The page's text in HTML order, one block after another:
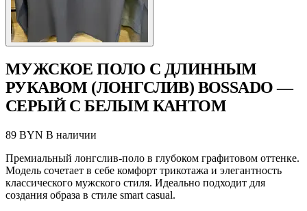
МУЖСКОЕ ПОЛО С ДЛИННЫМ
РУКАВОМ (ЛОНГСЛИВ) BOSSADO —
СЕРЫЙ С БЕЛЫМ КАНТОМ
89 BYN В наличии
Премиальный лонгслив-поло в глубоком графитовом оттенке.
Модель сочетает в себе комфорт трикотажа и элегантность
классического мужского стиля. Идеально подходит для
создания образа в стиле smart casual.